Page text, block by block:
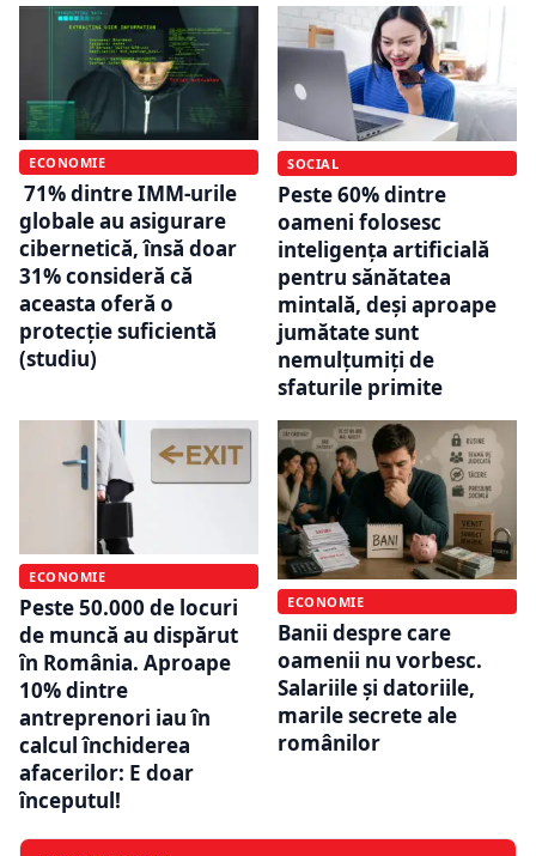
ECONOMIE
71% dintre IMM-urile
globale au asigurare
cibernetică, însă doar
31% consideră că
aceasta oferă o
protecție suficientă
(studiu)
SOCIAL
Peste 60% dintre
oameni folosesc
inteligența artificială
pentru sănătatea
mintală, deși aproape
jumătate sunt
nemulțumiți de
sfaturile primite
ECONOMIE
Peste 50.000 de locuri
de muncă au dispărut
în România. Aproape
10% dintre
antreprenori iau în
calcul închiderea
afacerilor: E doar
începutul!
ECONOMIE
Banii despre care
oamenii nu vorbesc.
Salariile și datoriile,
marile secrete ale
românilor